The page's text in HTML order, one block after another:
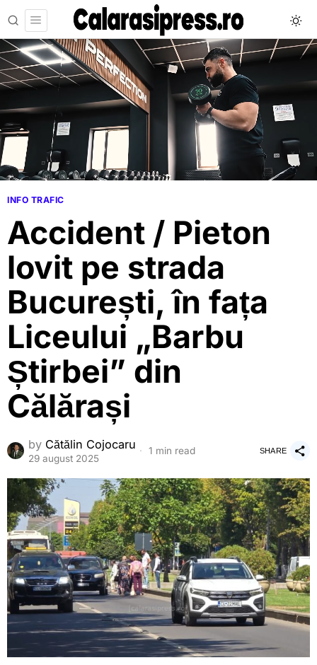
INFO TRAFIC
Accident / Pieton
lovit pe strada
București, în fața
Liceului „Barbu
Știrbei” din
Călărași
by Cătălin Cojocaru
29 august 2025
1 min read SHARE